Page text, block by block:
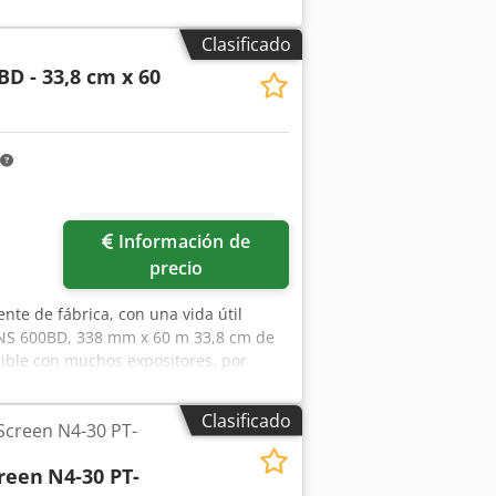
Clasificado
- 33,8 cm x 60
precio
de fábrica, con una vida útil
600BD, 338 mm x 60 m 33,8 cm de
con muchos expositores, por
Clasificado
N4-30 PT-
N4-30 PT-